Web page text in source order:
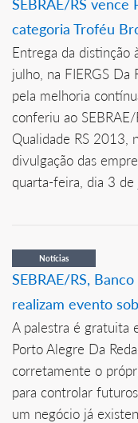
SEBRAE/RS vence
categoria Troféu
Entrega da distinção
julho, na FIERGS Da
pela melhoria
conferiu ao
Qualidade RS 2013,
divulgação das
quarta-feira, dia 3 de
Notícias
SEBRAE/RS,
realizam evento
A palestra é gratuita
Porto Alegre Da
corretamente o
para controlar
um negócio já